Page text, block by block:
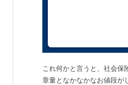
これ何かと言うと、社会保
章量となかなかなお値段が